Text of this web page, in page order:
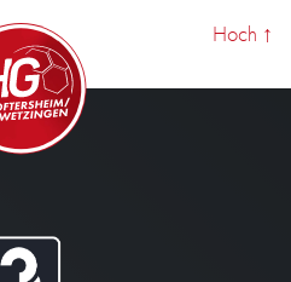
Hoch ↑